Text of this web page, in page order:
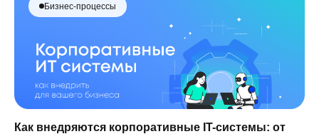
Бизнес-процессы
Как внедряются корпоративные IT-системы: от